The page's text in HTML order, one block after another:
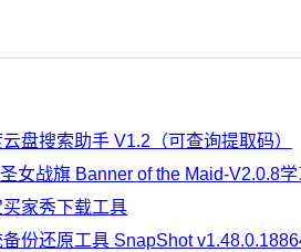
盘搜索助手 V1.2（可查询提取码）
女战旗 Banner of the Maid-V2.0.8学
家秀下载工具
份还原工具 SnapShot